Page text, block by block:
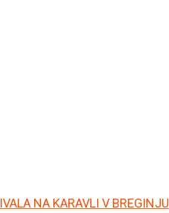
NA KARAVLI V BREGINJU